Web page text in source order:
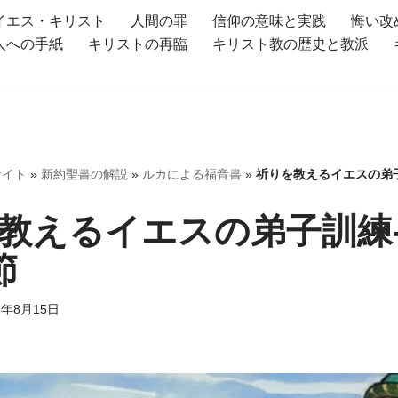
エス・キリスト 人間の罪 信仰の意味と実践
悔い改
への手紙
キリストの再臨 キリスト教の歴史と教派
ト » 新約聖書の解説 » ルカによる福音書 » 祈りを教えるイエスの弟
えるイエスの弟子訓
8月15日